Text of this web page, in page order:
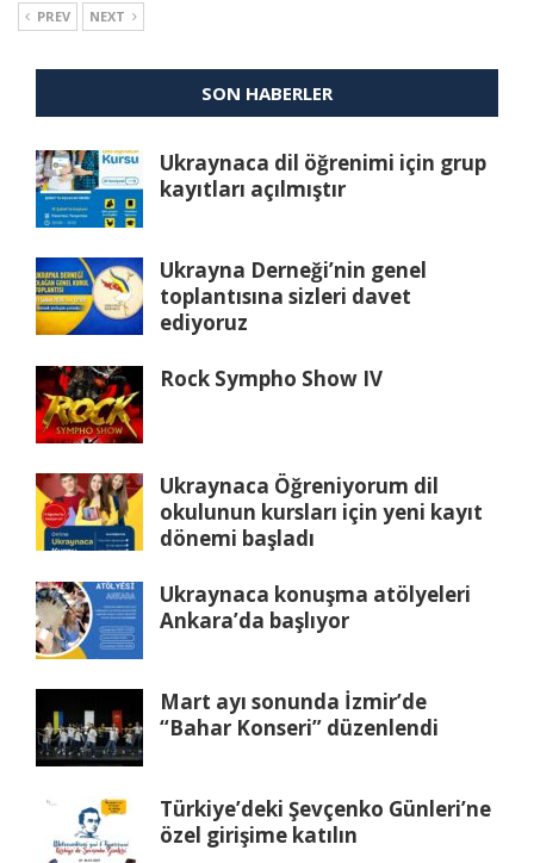
PREV NEXT
SON HABERLER
Ukraynaca dil öğrenimi için grup
kayıtları açılmıştır
Ukrayna Derneği’nin genel
toplantısına sizleri davet
ediyoruz
Rock Sympho Show IV
Ukraynaca Öğreniyorum dil
okulunun kursları için yeni kayıt
dönemi başladı
Ukraynaca konuşma atölyeleri
Ankara’da başlıyor
Mart ayı sonunda İzmir’de
“Bahar Konseri” düzenlendi
Türkiye’deki Şevçenko Günleri’ne
özel girişime katılın